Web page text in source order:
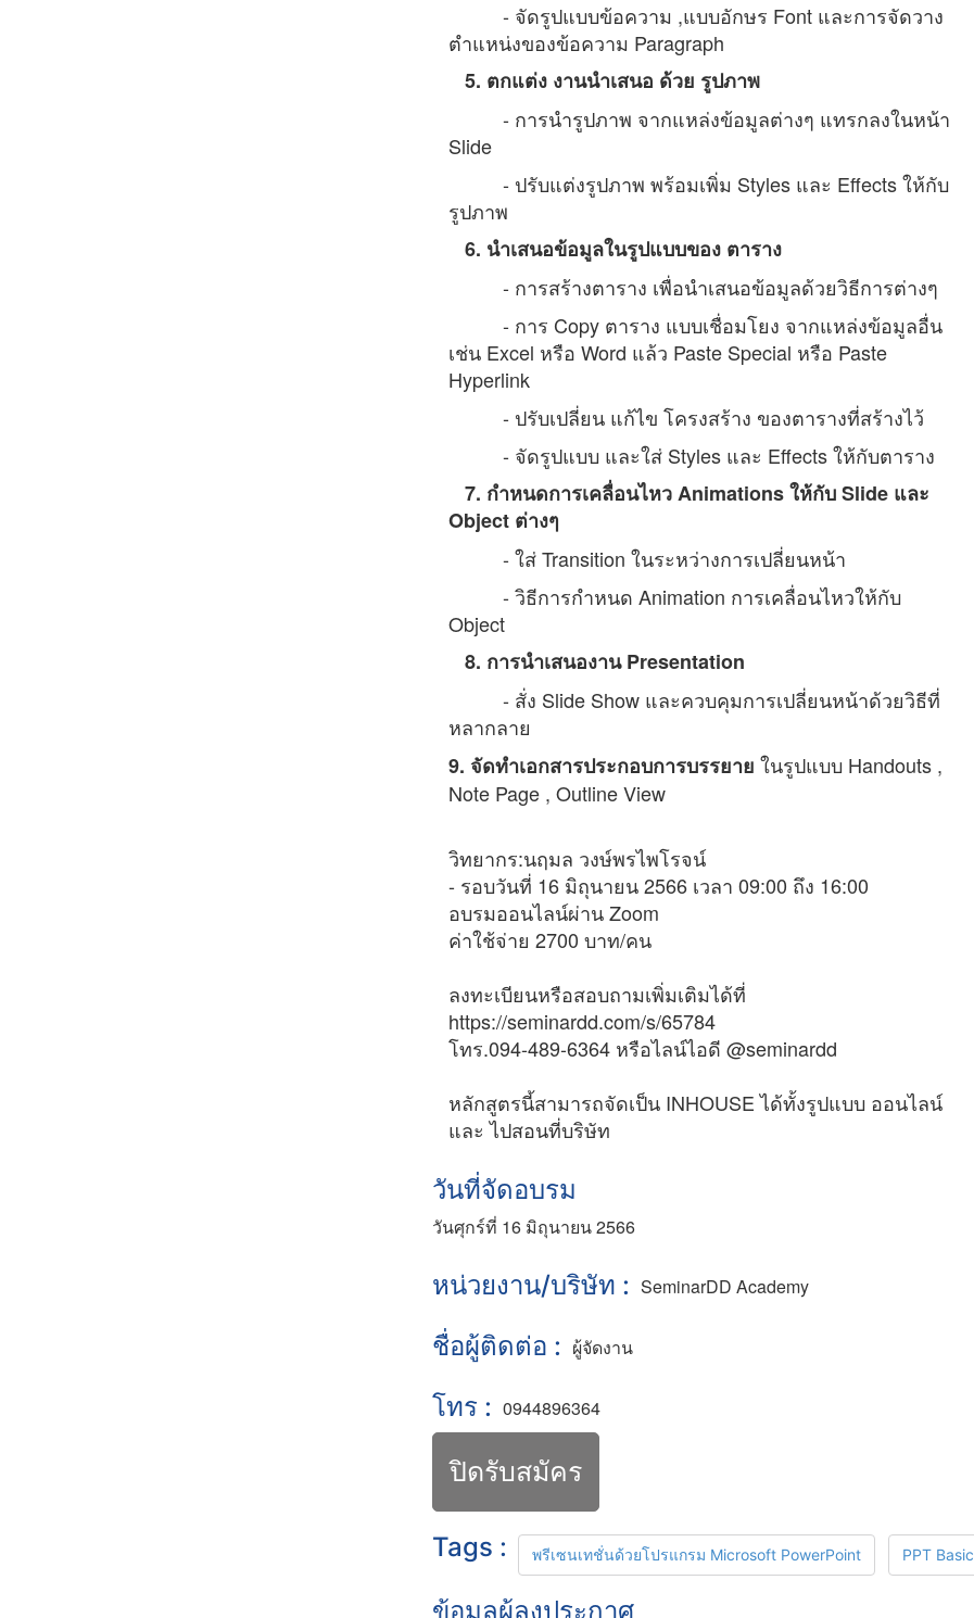
- จัดรูปแบบข้อความ ,แบบอักษร Font และการจัดวาง
ตำแหน่งของข้อความ Paragraph
5. ตกแต่ง งานนำเสนอ ด้วย รูปภาพ
- การนำรูปภาพ จากแหล่งข้อมูลต่างๆ แทรกลงในหน้า
Slide
- ปรับแต่งรูปภาพ พร้อมเพิ่ม Styles และ Effects ให้กับ
รูปภาพ
6. นำเสนอข้อมูลในรูปแบบของ ตาราง
- การสร้างตาราง เพื่อนำเสนอข้อมูลด้วยวิธีการต่างๆ
- การ Copy ตาราง แบบเชื่อมโยง จากแหล่งข้อมูลอื่น
เช่น Excel หรือ Word แล้ว Paste Special หรือ Paste
Hyperlink
- ปรับเปลี่ยน แก้ไข โครงสร้าง ของตารางที่สร้างไว้
- จัดรูปแบบ และใส่ Styles และ Effects ให้กับตาราง
7. กำหนดการเคลื่อนไหว Animations ให้กับ Slide และ
Object ต่างๆ
- ใส่ Transition ในระหว่างการเปลี่ยนหน้า
- วิธีการกำหนด Animation การเคลื่อนไหวให้กับ
Object
8. การนำเสนองาน Presentation
- สั่ง Slide Show และควบคุมการเปลี่ยนหน้าด้วยวิธีที่
หลากลาย
9. จัดทำเอกสารประกอบการบรรยาย ในรูปแบบ Handouts ,
Note Page , Outline View
วิทยากร:นฤมล วงษ์พรไพโรจน์
- รอบวันที่ 16 มิถุนายน 2566 เวลา 09:00 ถึง 16:00
อบรมออนไลน์ผ่าน Zoom
ค่าใช้จ่าย 2700 บาท/คน
ลงทะเบียนหรือสอบถามเพิ่มเติมได้ที่
https://seminardd.com/s/65784
โทร.094-489-6364 หรือไลน์ไอดี @seminardd
หลักสูตรนี้สามารถจัดเป็น INHOUSE ได้ทั้งรูปแบบ ออนไลน์
และ ไปสอนที่บริษัท
วันที่จัดอบรม
วันศุกร์ที่ 16 มิถุนายน 2566
หน่วยงาน/บริษัท : SeminarDD Academy
ชื่อผู้ติดต่อ : ผู้จัดงาน
โทร : 0944896364
ปิดรับสมัคร
Tags : พรีเซนเทชั่นด้วยโปรแกรม Microsoft PowerPoint PPT Basic
ข้อมูลผู้ลงประกาศ